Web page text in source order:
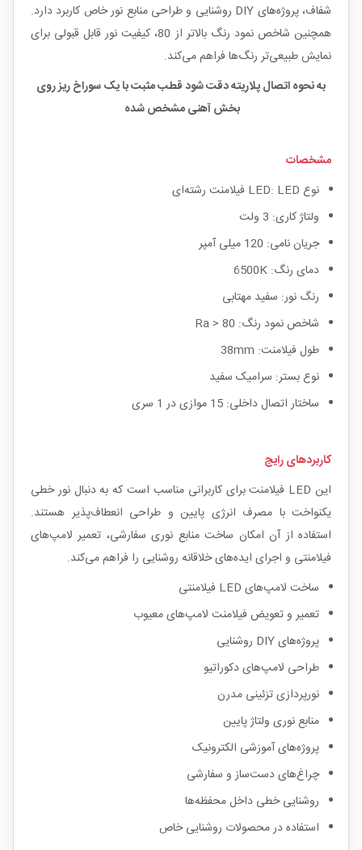
شفاف، پروژه‌های DIY روشنایی و طراحی منابع نور خاص کاربرد دارد.
همچنین شاخص نمود رنگ بالاتر از 80، کیفیت نور قابل قبولی برای
نمایش طبیعی‌تر رنگ‌ها فراهم می‌کند.
به نحوه اتصال پلاریته دقت شود قطب مثبت با یک سوراخ ریز روی
بخش آهنی مشخص شده
مشخصات
نوع LED: LED فیلامنت رشته‌ای
ولتاژ کاری: 3 ولت
جریان نامی: 120 میلی آمپر
دمای رنگ: 6500K
رنگ نور: سفید مهتابی
شاخص نمود رنگ: Ra > 80
طول فیلامنت: 38mm
نوع بستر: سرامیک سفید
ساختار اتصال داخلی: 15 موازی در 1 سری
کاربردهای رایج
این LED فیلامنت برای کاربرانی مناسب است که به دنبال نور خطی
یکنواخت با مصرف انرژی پایین و طراحی انعطاف‌پذیر هستند.
استفاده از آن امکان ساخت منابع نوری سفارشی، تعمیر لامپ‌های
فیلامنتی و اجرای ایده‌های خلاقانه روشنایی را فراهم می‌کند.
ساخت لامپ‌های LED فیلامنتی
تعمیر و تعویض فیلامنت لامپ‌های معیوب
پروژه‌های DIY روشنایی
طراحی لامپ‌های دکوراتیو
نورپردازی تزئینی مدرن
منابع نوری ولتاژ پایین
پروژه‌های آموزشی الکترونیک
چراغ‌های دست‌ساز و سفارشی
روشنایی خطی داخل محفظه‌ها
استفاده در محصولات روشنایی خاص